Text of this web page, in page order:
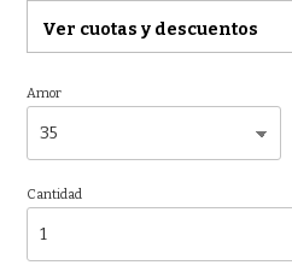
Ver cuotas y descuentos
Amor
Cantidad